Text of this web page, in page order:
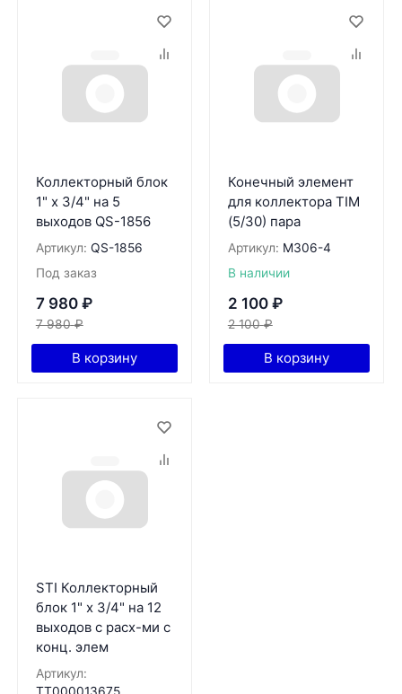
Коллекторный блок
1" х 3/4" на 5
выходов QS-1856
Артикул: QS-1856
Под заказ
7 980 ₽
7 980 ₽
В корзину
Конечный элемент
для коллектора TIM
(5/30) пара
Артикул: M306-4
В наличии
2 100 ₽
2 100 ₽
В корзину
STI Коллекторный
блок 1" х 3/4" на 12
выходов с расх-ми с
конц. элем
Артикул:
ТТ000013675